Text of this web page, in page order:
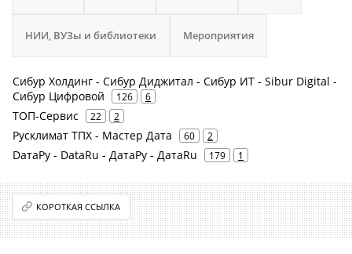
НИИ, ВУЗы и библиотеки Мероприятия
Сибур Холдинг - Сибур Диджитал - Сибур ИТ - Sibur Digital -
Сибур Цифровой
126 6
ТОП-Сервис 22 2
Русклимат ТПХ - Мастер Дата 60 2
DатаРу - DataRu - ДатаРу - ДатаRu 179 1
КОРОТКАЯ ССЫЛКА